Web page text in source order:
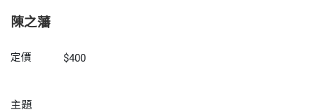
陳之藩
定價 $400
主題